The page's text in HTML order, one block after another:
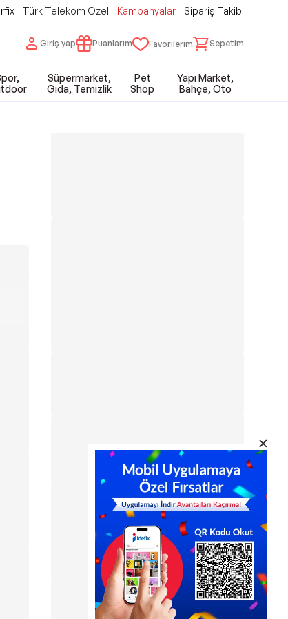
Türk Telekom Özel Kampanyalar Sipariş Takibi
Giriş yap Puanlarım Favorilerim Sepetim
Süpermarket,
Gıda, Temizlik
Pet
Shop
Yapı Market,
Bahçe, Oto